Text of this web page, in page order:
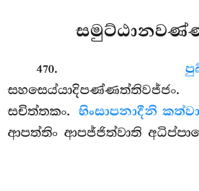
470.
සචිත්තකං.භිංසාපනාදීනි කත්වා
ආපත්තිං ආපජ්ජිත්වාති